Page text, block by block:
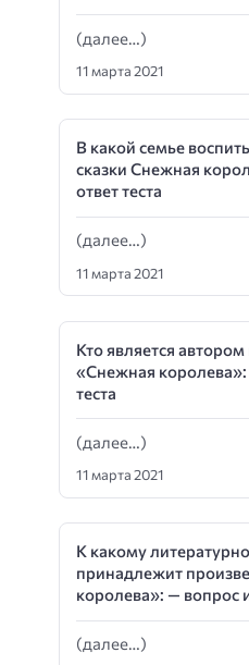
(далее…)
11 марта 2021
В какой семье
сказки Снежная
ответ теста
(далее…)
11 марта 2021
Кто является
«Снежная королева»:
теста
(далее…)
11 марта 2021
К какому
принадлежит
королева»: — вопрос
(далее…)